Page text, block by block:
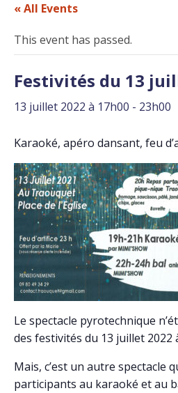
« All Events
This event has passed.
Festivités du 13
13 juillet 2022 à 17h00 - 23h00
Karaoké, apéro dansant, feu
Le spectacle pyrotechnique
des festivités du 13 juillet 2022
Mais, c’est un autre spectacle
participants au karaoké et au